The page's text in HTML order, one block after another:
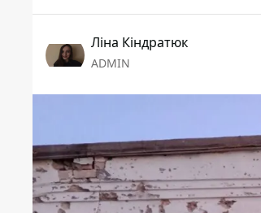
Ліна Кіндратюк
ADMIN